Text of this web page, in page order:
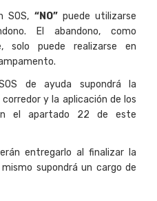
SOS, “NO”puede utilizarse
El abandono, como
solo puede realizarse en
de ayuda supondrá la
y la aplicación de los
el apartado 22 de este
entregarlo al finalizar la
supondrá un cargo de